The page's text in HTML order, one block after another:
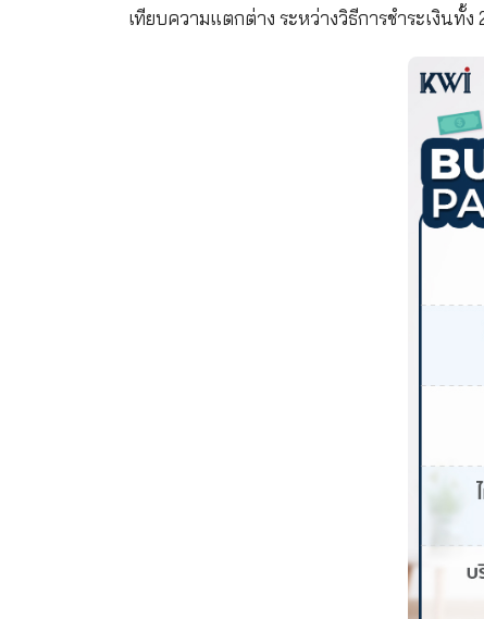
การชำระเงินแบบ Buy Now
นำสินค้าและบริการไปใช้ก่อนได้โด
ยืดหยุ่นขึ้นไปอีกขั้นตอนโดยการเลื
บริการ Buy Now
หลายคนอาจยังสงสัยว่า บริ
เทียบความแตกต่าง ระหว่างวิธีการช